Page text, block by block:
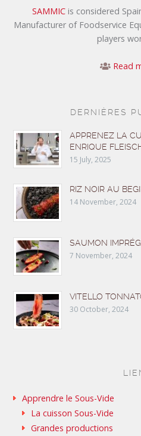
SAMMIC is considered
Manufacturer of Foodservice
players
Read
DERNIÈRES
APPRENEZ LA
ENRIQUE
15 July, 2025
RIZ NOIR AU
14 November, 2024
SAUMON
7 November, 2024
VITELLO
30 October, 2024
Apprendre le Sous-Vide
La cuisson Sous-Vide
Grandes productions